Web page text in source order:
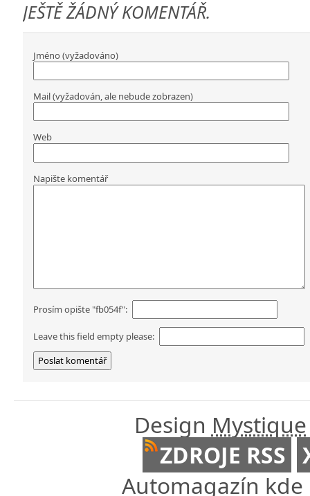
JEŠTĚ ŽÁDNÝ KOMENTÁŘ.
Jméno (vyžadováno)
Mail (vyžadován, ale nebude zobrazen)
Web
Napište komentář
Prosím opište "fb054f":
Leave this field empty please:
Design Mystique
ZDROJE RSS
Automagazín